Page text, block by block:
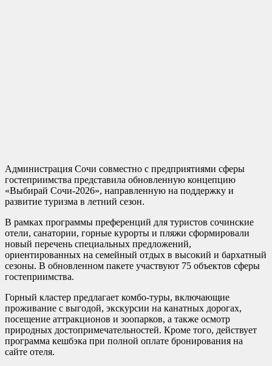
Администрация Сочи совместно с предприятиями сферы
гостеприимства представила обновленную концепцию
«Выбирай Сочи-2026», направленную на поддержку и
развитие туризма в летний сезон.
В рамках программы преференций для туристов сочинские
отели, санатории, горные курорты и пляжи сформировали
новый перечень специальных предложений,
ориентированных на семейный отдых в высокий и бархатный
сезоны. В обновленном пакете участвуют 75 объектов сферы
гостеприимства.
Горный кластер предлагает комбо-туры, включающие
проживание с выгодой, экскурсии на канатных дорогах,
посещение аттракционов и зоопарков, а также осмотр
природных достопримечательностей. Кроме того, действует
программа кешбэка при полной оплате бронирования на
сайте отеля.